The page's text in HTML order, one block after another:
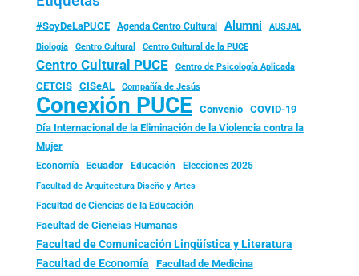
#SoyDeLaPUCE Agenda Centro Cultural Alumni
AUSJAL
Biología
Centro Cultural Centro Cultural de la PUCE
Centro Cultural PUCE Centro de Psicología Aplicada
CETCIS CISeAL Compañía de Jesús
Conexión PUCE Convenio
COVID-19
Día Internacional de la Eliminación de la Violencia contra la
Mujer
Economía Ecuador Educación Elecciones 2025
Facultad de Arquitectura Diseño y Artes
Facultad de Ciencias de la Educación
Facultad de Ciencias Humanas
Facultad de Comunicación Lingüística y Literatura
Facultad de Economía Facultad de Medicina